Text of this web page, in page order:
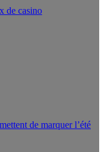
de casino
de marquer l’été